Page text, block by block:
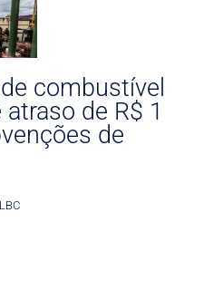
combustível
de R$ 1
de